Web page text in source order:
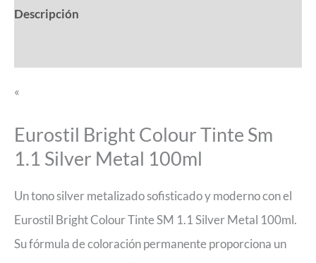
Descripción
«
Eurostil Bright Colour Tinte Sm
1.1 Silver Metal 100ml
Un tono silver metalizado sofisticado y moderno con el
Eurostil Bright Colour Tinte SM 1.1 Silver Metal 100ml.
Su fórmula de coloración permanente proporciona un